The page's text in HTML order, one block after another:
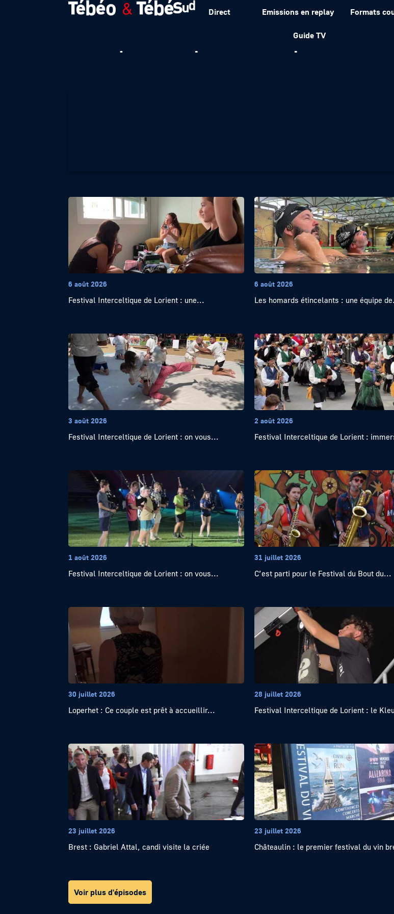
Direct Emissions en replay Formats
Guide TV
Sémaphore : quel est le quotidien
6 août 2026
Festival Interceltique de Lorient : une...
6 août 2026
Les homards étincelants : une équipe
3 août 2026
Festival Interceltique de Lorient : on vous...
2 août 2026
Festival Interceltique de Lorient :
1 août 2026
Festival Interceltique de Lorient : on vous...
31 juillet 2026
C’est parti pour le Festival du Bout du...
30 juillet 2026
Loperhet : Ce couple est prêt à accueillir...
28 juillet 2026
Festival Interceltique de Lorient : le
23 juillet 2026
Brest : Gabriel Attal, candi visite la criée
23 juillet 2026
Châteaulin : le premier festival du vin
Voir plus d'épisodes